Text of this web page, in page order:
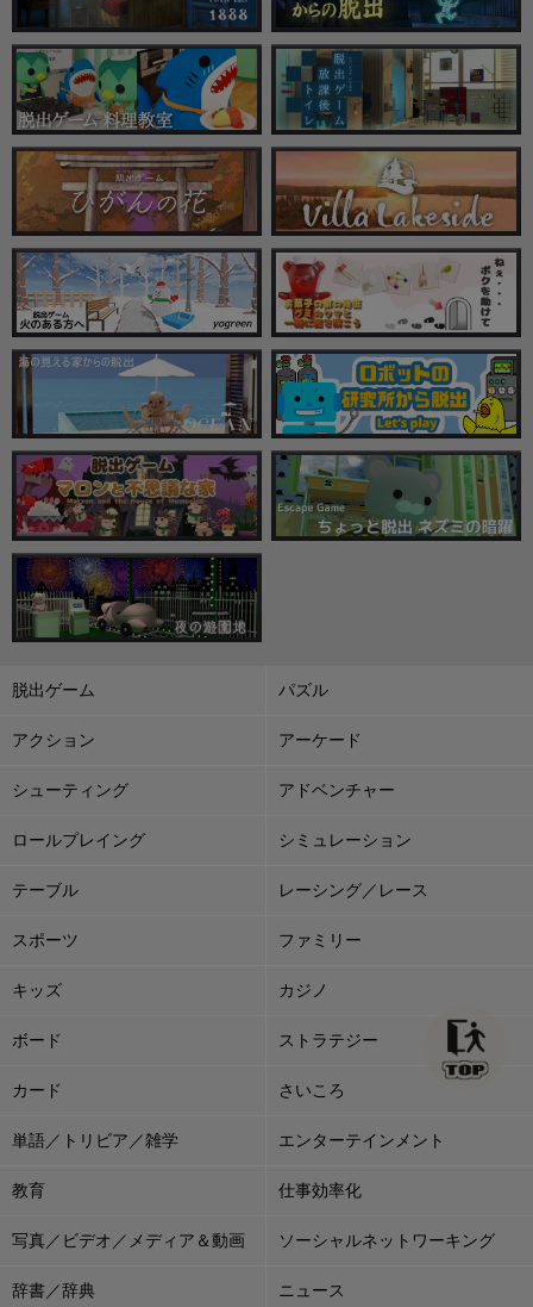
脱出ゲーム パズル
アクション アーケード
シューティング アドベンチャー
ロールプレイング シミュレーション
テーブル レーシング／レース
スポーツ ファミリー
キッズ カジノ
ボード ストラテジー
カード さいころ
単語／トリビア／雑学 エンターテインメント
教育 仕事効率化
写真／ビデオ／メディア＆動画 ソーシャルネットワーキング
辞書／辞典 ニュース